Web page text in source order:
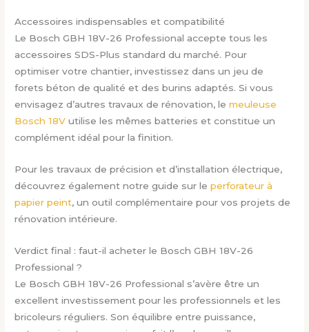
Accessoires indispensables et compatibilité
Le Bosch GBH 18V-26 Professional accepte tous les
accessoires SDS-Plus standard du marché. Pour
optimiser votre chantier, investissez dans un jeu de
forets béton de qualité et des burins adaptés. Si vous
envisagez d’autres travaux de rénovation, lemeuleuse
Bosch 18V utilise les mêmes batteries et constitue un
complément idéal pour la finition.
Pour les travaux de précision et d’installation électrique,
découvrez également notre guide sur leperforateur à
papier peint, un outil complémentaire pour vos projets de
rénovation intérieure.
Verdict final : faut-il acheter le Bosch GBH 18V-26
Professional ?
Le Bosch GBH 18V-26 Professional s’avère être un
excellent investissement pour les professionnels et les
bricoleurs réguliers. Son équilibre entre puissance,